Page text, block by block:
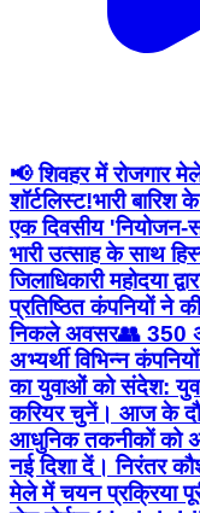
📢 शिवहर में रोजगार
शॉर्टलिस्ट! ​भारी
एक दिवसीय 'नियोजन-
भारी उत्साह के साथ
जिलाधिकारी महोदया
प्रतिष्ठित कंपनियों ने
निकले अवसर ​👥 350
अभ्यर्थी विभिन्न कंपनियों
का युवाओं को संदेश:
करियर चुनें। आज के
आधुनिक तकनीकों को
नई दिशा दें। निरंतर
मेले में चयन प्रक्रिया